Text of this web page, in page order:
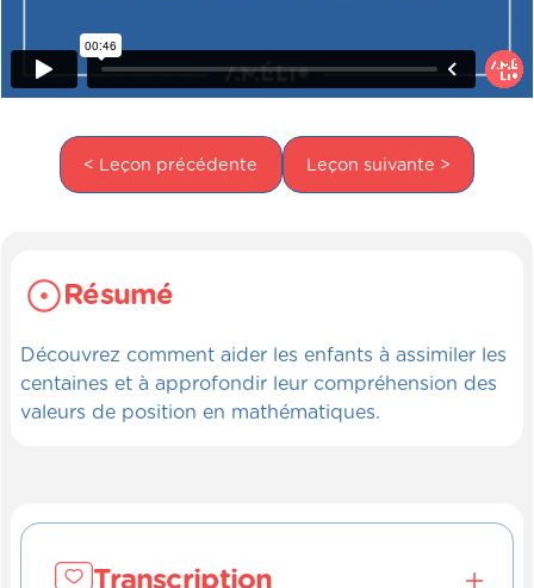
< Leçon précédente Leçon suivante >
Résumé
Découvrez comment aider les enfants à assimiler les
centaines et à approfondir leur compréhension des
valeurs de position en mathématiques.
Transcription